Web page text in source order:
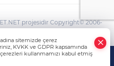
projesidir Copyright© 2006-
sitemizde çerez
KVKK ve GDPR kapsamında
kullanmamızı kabul etmiş